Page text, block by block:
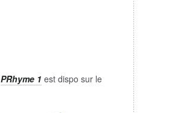
PRhyme 1 est dispo sur le